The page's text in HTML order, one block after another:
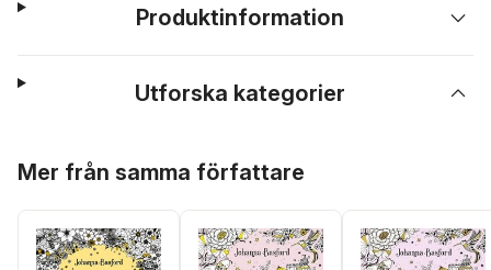
Produktinformation
Utforska kategorier
Mer från samma författare